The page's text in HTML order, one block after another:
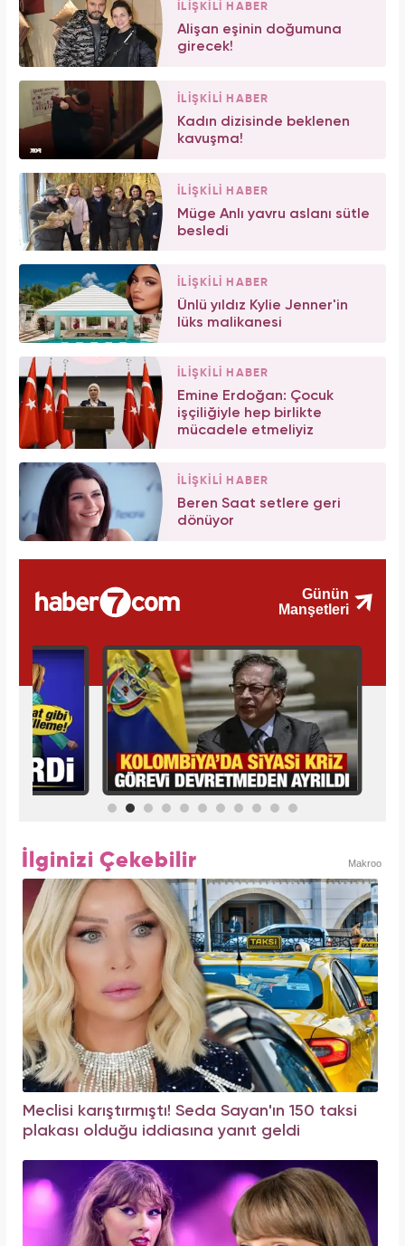
İLİŞKİLİ HABER
Alişan eşinin doğumuna
girecek!
İLİŞKİLİ HABER
Kadın dizisinde beklenen
kavuşma!
İLİŞKİLİ HABER
Müge Anlı yavru aslanı sütle
besledi
İLİŞKİLİ HABER
Ünlü yıldız Kylie Jenner'in
lüks malikanesi
İLİŞKİLİ HABER
Emine Erdoğan: Çocuk
işçiliğiyle hep birlikte
mücadele etmeliyiz
İLİŞKİLİ HABER
Beren Saat setlere geri
dönüyor
İlginizi Çekebilir Makroo
Meclisi karıştırmıştı! Seda Sayan'ın 150 taksi
plakası olduğu iddiasına yanıt geldi